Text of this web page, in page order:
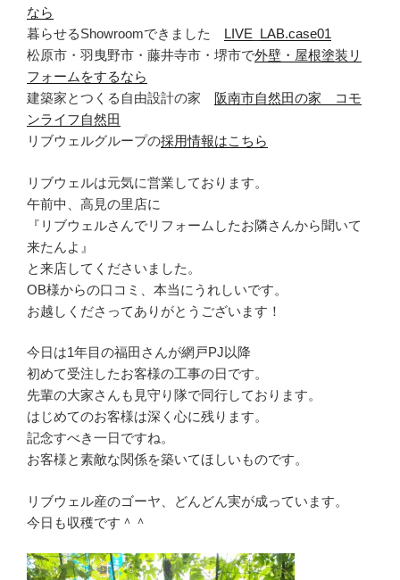
なら
暮らせるShowroomできました LIVE_LAB.case01
松原市・羽曳野市・藤井寺市・堺市で外壁・屋根塗装リ
フォームをするなら
建築家とつくる自由設計の家 阪南市自然田の家 コモ
ンライフ自然田
リブウェルグループの採用情報はこちら
リブウェルは元気に営業しております。
午前中、高見の里店に
『リブウェルさんでリフォームしたお隣さんから聞いて
来たんよ』
と来店してくださいました。
OB様からの口コミ、本当にうれしいです。
お越しくださってありがとうございます！
今日は1年目の福田さんが網戸PJ以降
初めて受注したお客様の工事の日です。
先輩の大家さんも見守り隊で同行しております。
はじめてのお客様は深く心に残ります。
記念すべき一日ですね。
お客様と素敵な関係を築いてほしいものです。
リブウェル産のゴーヤ、どんどん実が成っています。
今日も収穫です＾＾